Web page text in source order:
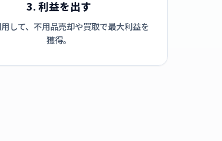
3. 利益を出す
して、不用品売却や買取で最大利益を
獲得。